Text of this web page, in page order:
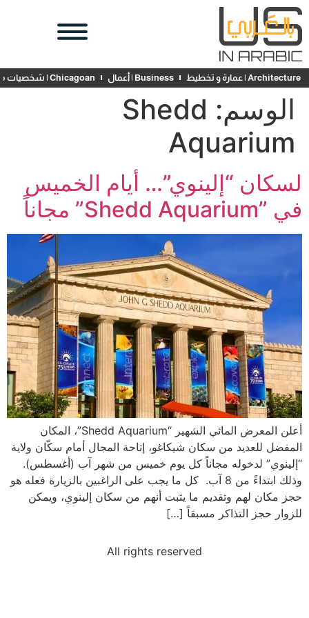
Architecture | عمارة و تخطيط Business | أعمال Chicagoan | شخصيات محلية
الوسم: Shedd
Aquarium
لسكان “إلينوي”… أيام الخميس
في ”Shedd Aquarium” مجاناً
أعلن المعرض المائي الشهير “Shedd Aquarium”، المكان
المفضل للعديد من سكان شيكاغو، إتاحة المجال أمام سكّان ولاية
“إلينوي” لدخوله مجاناً كل يوم خميس من شهر آب (أغسطس).
وذلك ابتداءً من 8 آب. كل ما يجب على الراغبين بالزيارة فعله هو
حجز مكان لهم وتقديم ما يثبت أنهم من سكان إلينوي، ويمكن
للزوار حجز التذاكر مسبقاً […]
All rights reserved